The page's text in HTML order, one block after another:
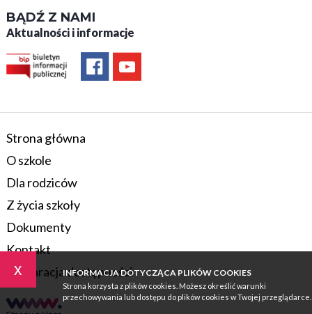
x INFORMACJA DOTYCZĄCA PLIKÓW COOKIES
Strona korzysta z plików cookies. Możesz określić warunki
przechowywania lub dostępu do plików cookies w Twojej przeglądarce.
BĄDŹ Z NAMI
Aktualności i informacje
Strona główna
O szkole
Dla rodziców
Z życia szkoły
Dokumenty
Kontakt
Deklaracja dostępności